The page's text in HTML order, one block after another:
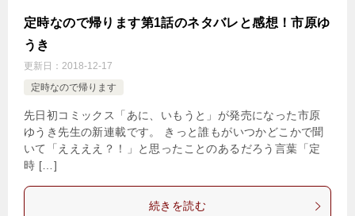
定時なので帰ります第1話のネタバレと感想！市原ゆ
うき
更新日： 2018-12-17
定時なので帰ります
先日初コミックス「あに、いもうと」が発売になった市原
ゆうき先生の新連載です。 きっと誰もがいつかどこかで聞
いて「ええええ？！」と思ったことのあるだろう言葉「定
時 […]
続きを読む